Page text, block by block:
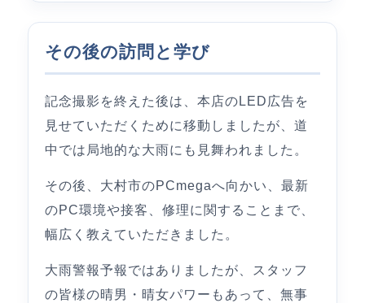
その後の訪問と学び
記念撮影を終えた後は、本店のLED広告を
見せていただくために移動しましたが、道
中では局地的な大雨にも見舞われました。
その後、大村市のPCmegaへ向かい、最新
のPC環境や接客、修理に関することまで、
幅広く教えていただきました。
大雨警報予報ではありましたが、スタッフ
の皆様の晴男・晴女パワーもあって、無事